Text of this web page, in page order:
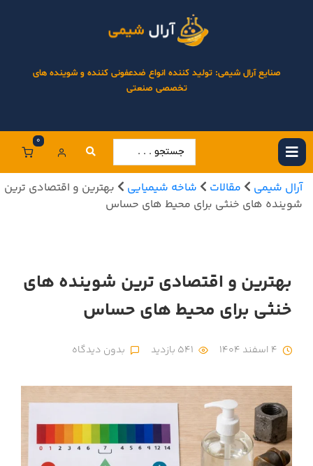
صنایع آرال شیمی: تولید کننده انواع ضدعفونی کننده و شوینده های
تخصصی صنعتی
0
آرال شیمی مقالات شاخه شیمیایی
بهترین و اقتصادی ترین
شوینده های خنثی برای محیط های حساس
بهترین و اقتصادی ترین شوینده های
خنثی برای محیط های حساس
بدون دیدگاه